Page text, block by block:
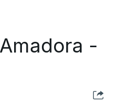
-